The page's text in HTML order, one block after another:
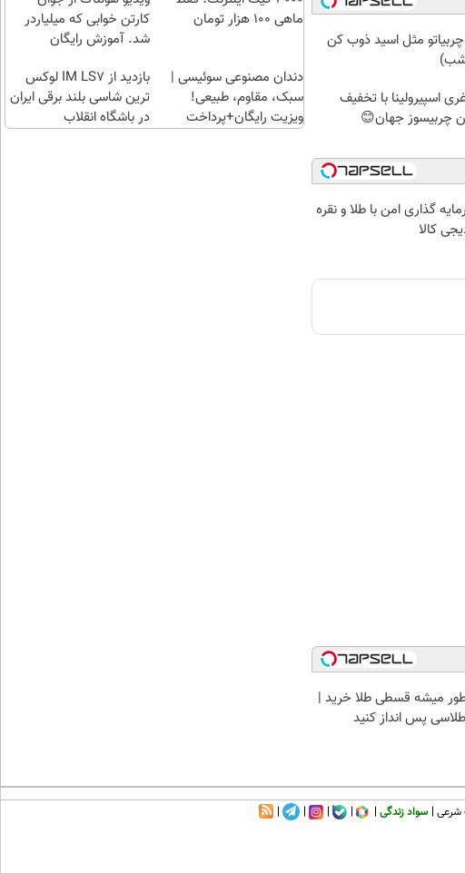
مثل اسید ذوب کن
اسپیرولینا با تخفیف
گذاری امن با طلا و نقره
کالا
میشه قسطی طلا خرید |
طلاسی پس انداز کنید
انقلاب
بلند
در
باشگاه
انقلاب
ماهی 100 هزار تومان
کارتن خوابی که میلیاردر
شد. آموزش رایگان
دندان مصنوعی سوئیسی |
سبک، مقاوم، طبیعی!
ویزیت رایگان+پرداخت
بازدید از IM LS7 لوکس
ترین شاسی بلند برقی ایران
در باشگاه انقلاب
شرعی سواد زندگی